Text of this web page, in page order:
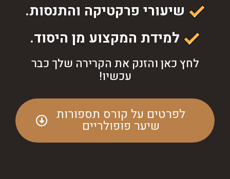
שיעורי פרקטיקה והתנסות.
למידת המקצוע מן היסוד.
לחץ כאן והזנק את הקרירה שלך כבר
עכשיו!
לפרטים על קורס תספורות
שיער פופולריים